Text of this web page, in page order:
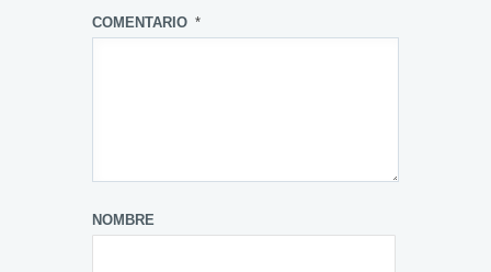
COMENTARIO *
NOMBRE